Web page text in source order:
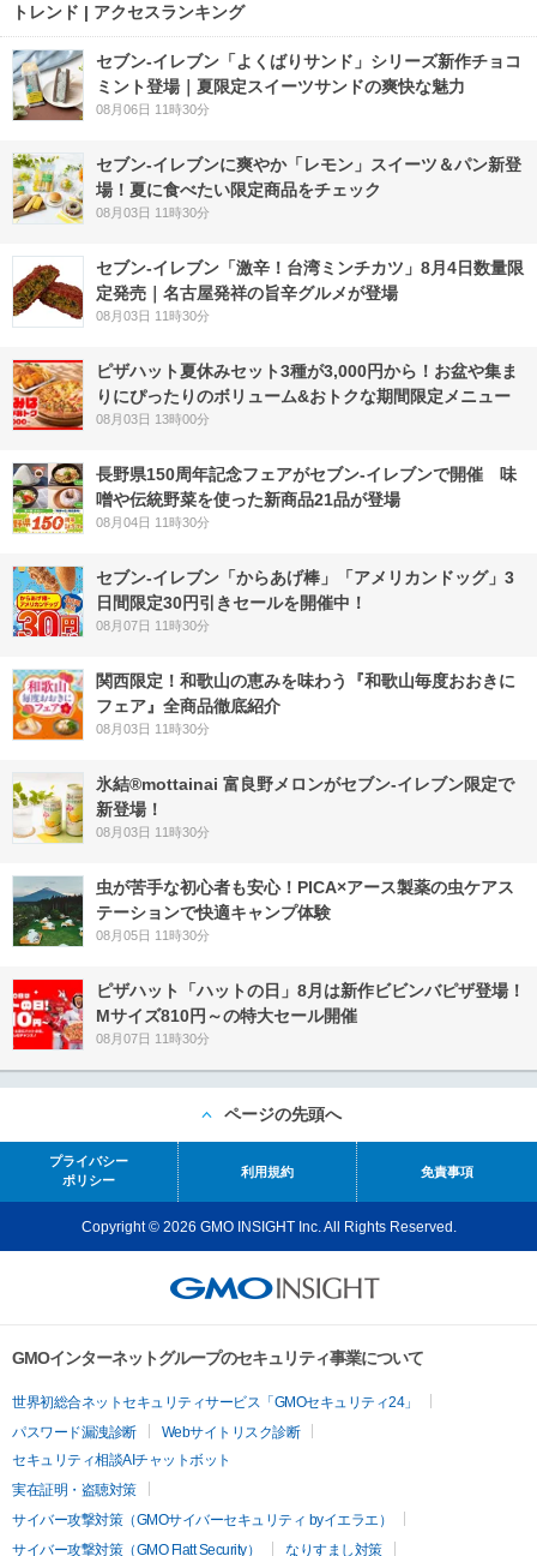
トレンド | アクセスランキング
セブン‐イレブン「よくばりサンド」シリーズ新作チョコ
ミント登場｜夏限定スイーツサンドの爽快な魅力
08月06日 11時30分
セブン‐イレブンに爽やか「レモン」スイーツ＆パン新登
場！夏に食べたい限定商品をチェック
08月03日 11時30分
セブン-イレブン「激辛！台湾ミンチカツ」8月4日数量限
定発売｜名古屋発祥の旨辛グルメが登場
08月03日 11時30分
ピザハット夏休みセット3種が3,000円から！お盆や集ま
りにぴったりのボリューム&おトクな期間限定メニュー
08月03日 13時00分
長野県150周年記念フェアがセブン-イレブンで開催 味
噌や伝統野菜を使った新商品21品が登場
08月04日 11時30分
セブン‐イレブン「からあげ棒」「アメリカンドッグ」3
日間限定30円引きセールを開催中！
08月07日 11時30分
関西限定！和歌山の恵みを味わう『和歌山毎度おおきに
フェア』全商品徹底紹介
08月03日 11時30分
氷結®mottainai 富良野メロンがセブン‐イレブン限定で
新登場！
08月03日 11時30分
虫が苦手な初心者も安心！PICA×アース製薬の虫ケアス
テーションで快適キャンプ体験
08月05日 11時30分
ピザハット「ハットの日」8月は新作ビビンバピザ登場！
Mサイズ810円～の特大セール開催
08月07日 11時30分
ページの先頭へ
プライバシー
ポリシー
利用規約 免責事項
Copyright © 2026 GMO INSIGHT Inc. All Rights Reserved.
GMOインターネットグループのセキュリティ事業について
世界初総合ネットセキュリティサービス「GMOセキュリティ24」
パスワード漏洩診断
Webサイトリスク診断
セキュリティ相談AIチャットボット
実在証明・盗聴対策
サイバー攻撃対策（GMOサイバーセキュリティ byイエラエ）
サイバー攻撃対策（GMO Flatt Security）
なりすまし対策